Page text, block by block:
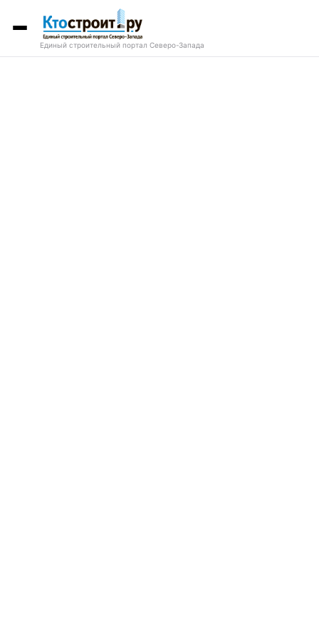
Единый строительный портал Северо-Запада